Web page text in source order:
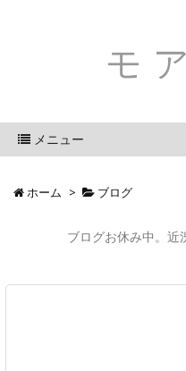
モ
メニュー
ホーム > ブログ
ブログお休み中。